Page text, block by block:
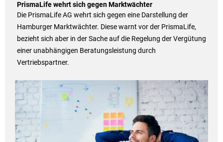
PrismaLife wehrt sich gegen Marktwächter
Die PrismaLife AG wehrt sich gegen eine Darstellung der
Hamburger Marktwächter. Diese warnt vor der PrismaLife,
bezieht sich aber in der Sache auf die Regelung der Vergütung
einer unabhängigen Beratungsleistung durch
Vertriebspartner.